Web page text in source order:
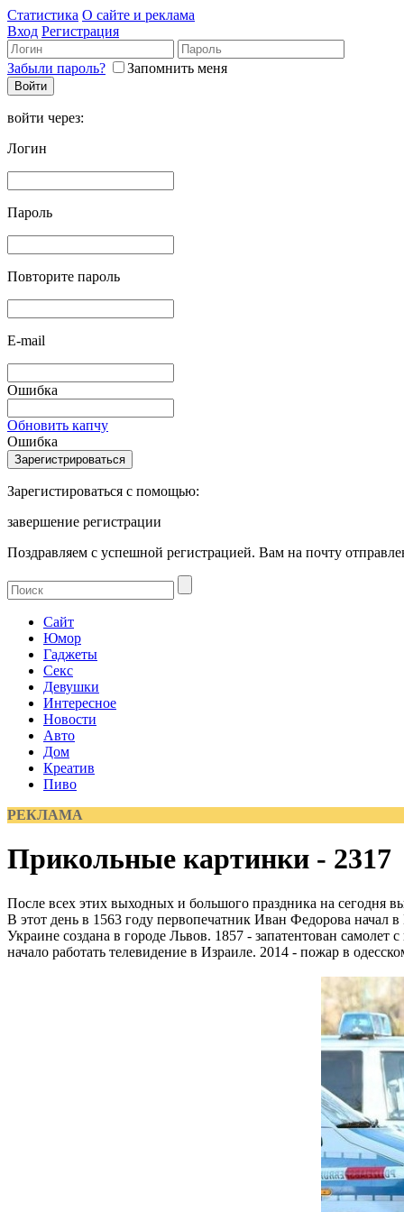
Статистика О сайте и реклама
Вход Регистрация
Забыли пароль? Запомнить меня
войти через:
Логин
Пароль
Повторите пароль
E-mail
Ошибка
Обновить капчу
Ошибка
Зарегистироваться с помощью:
завершение регистрации
Поздравляем с успешной регистрацией. Вам на почту
Сайт
Юмор
Гаджеты
Секс
Девушки
Интересное
Новости
Авто
Дом
Креатив
Пиво
РЕКЛАМА
Прикольные картинки - 2317
После всех этих выходных и большого праздника на сегодня
В этот день в 1563 году первопечатник Иван Федорова начал
Украине создана в городе Львов. 1857 - запатентован
начало работать телевидение в Израиле. 2014 - пожар в